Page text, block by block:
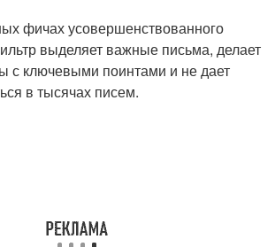
фичах усовершенствованного
выделяет важные письма, делает
с ключевыми поинтами и не дает
в тысячах писем.